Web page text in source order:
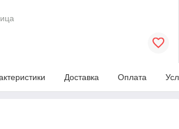
Доставка Оплата